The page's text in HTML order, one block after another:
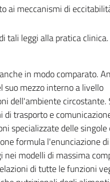
ai meccanismi di
tali leggi alla pratica clinica.
in modo comparato.
mezzo interno a livello
dell'ambiente circostante.
trasporto e
specializzate delle singole
formula l'enunciazione
modelli di massima
di tutte le funzioni